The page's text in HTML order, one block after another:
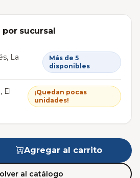
sucursal
La
Más de 5
disponibles
El
¡Quedan pocas
unidades!
Agregar al carrito
al catálogo